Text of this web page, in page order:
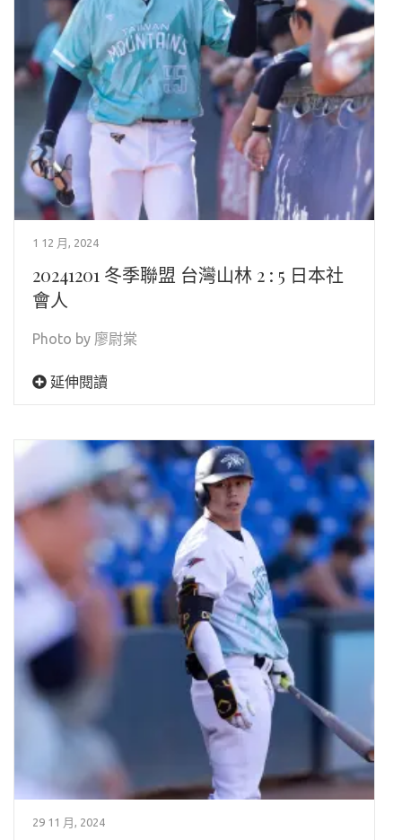
1 12 月, 2024
20241201 冬季聯盟 台灣山林 2 : 5 日本社
會人
Photo by 廖尉棠
延伸閱讀
29 11 月, 2024